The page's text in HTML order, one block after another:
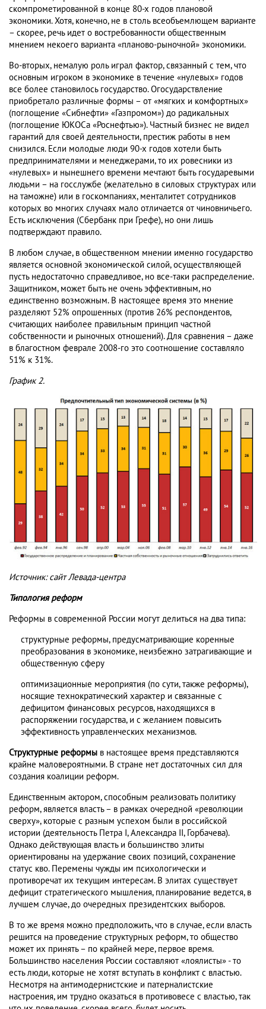
скомпрометированной в конце 80-х годов плановой
экономики. Хотя, конечно, не в столь всеобъемлющем варианте
– скорее, речь идет о востребованности общественным
мнением некоего варианта «планово-рыночной» экономики.
Во-вторых, немалую роль играл фактор, связанный с тем, что
основным игроком в экономике в течение «нулевых» годов
все более становилось государство. Огосударствление
приобретало различные формы – от «мягких и комфортных»
(поглощение «Сибнефти» «Газпромом») до радикальных
(поглощение ЮКОСа «Роснефтью»). Частный бизнес не видел
гарантий для своей деятельности, престиж работы в нем
снизился. Если молодые люди 90-х годов хотели быть
предпринимателями и менеджерами, то их ровесники из
«нулевых» и нынешнего времени мечтают быть государевыми
людьми – на госслужбе (желательно в силовых структурах или
на таможне) или в госкомпаниях, менталитет сотрудников
которых во многих случаях мало отличается от чиновничьего.
Есть исключения (Сбербанк при Грефе), но они лишь
подтверждают правило.
В любом случае, в общественном мнении именно государство
является основной экономической силой, осуществляющей
пусть недостаточно справедливое, но все-таки распределение.
Защитником, может быть не очень эффективным, но
единственно возможным. В настоящее время это мнение
разделяют 52% опрошенных (против 26% респондентов,
считающих наиболее правильным принцип частной
собственности и рыночных отношений). Для сравнения – даже
в благостном феврале 2008-го это соотношение составляло
51% к 31%.
График 2.
Источник: сайт Левада-центра
Типология реформ
Реформы в современной России могут делиться на два типа:
структурные реформы, предусматривающие коренные
преобразования в экономике, неизбежно затрагивающие и
общественную сферу
оптимизационные мероприятия (по сути, также реформы),
носящие технократический характер и связанные с
дефицитом финансовых ресурсов, находящихся в
распоряжении государства, и с желанием повысить
эффективность управленческих механизмов.
Структурные реформы в настоящее время представляются
крайне маловероятными. В стране нет достаточных сил для
создания коалиции реформ.
Единственным актором, способным реализовать политику
реформ, является власть – в рамках очередной «революции
сверху», которые с разным успехом были в российской
истории (деятельность Петра I, Александра II, Горбачева).
Однако действующая власть и большинство элиты
ориентированы на удержание своих позиций, сохранение
статус кво. Перемены чужды им психологически и
противоречат их текущим интересам. В элитах существует
дефицит стратегического мышления, планирование ведется, в
лучшем случае, до очередных президентских выборов.
В то же время можно предположить, что в случае, если власть
решится на проведение структурных реформ, то общество
может их принять – по крайней мере, первое время.
Большинство населения России составляют «лоялисты» - то
есть люди, которые не хотят вступать в конфликт с властью.
Несмотря на антимодернистские и патерналистские
настроения, им трудно оказаться в противовесе с властью, так